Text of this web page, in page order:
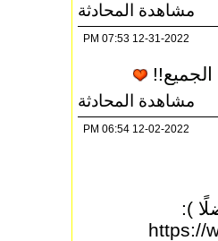
مشاهدة المحادثة
12-31-2022
07:53 PM
مشاهدة المحادثة
12-02-2022
06:54 PM
):
https://